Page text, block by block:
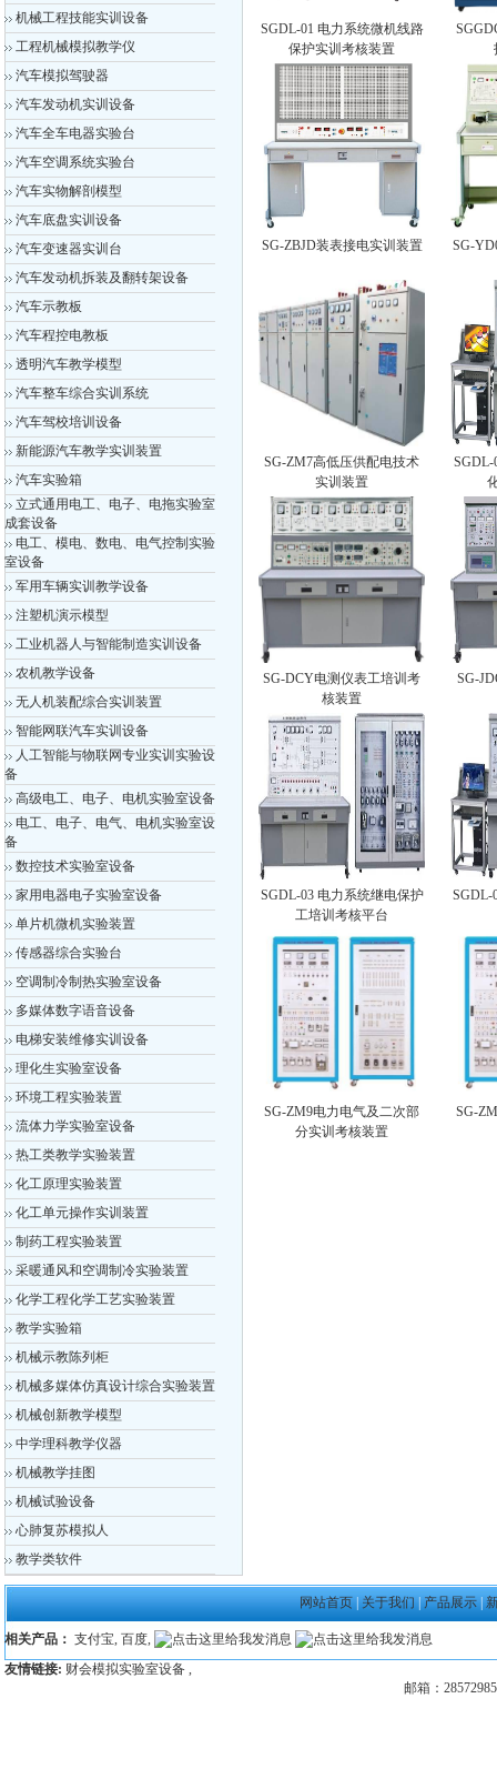
机械工程技能实训设备
工程机械模拟教学仪
汽车模拟驾驶器
汽车发动机实训设备
汽车全车电器实验台
汽车空调系统实验台
汽车实物解剖模型
汽车底盘实训设备
汽车变速器实训台
汽车发动机拆装及翻转架设备
汽车示教板
汽车程控电教板
透明汽车教学模型
汽车整车综合实训系统
汽车驾校培训设备
新能源汽车教学实训装置
汽车实验箱
立式通用电工、电子、电拖实验室
成套设备
电工、模电、数电、电气控制实验
室设备
军用车辆实训教学设备
注塑机演示模型
工业机器人与智能制造实训设备
农机教学设备
无人机装配综合实训装置
智能网联汽车实训设备
人工智能与物联网专业实训实验设
备
高级电工、电子、电机实验室设备
电工、电子、电气、电机实验室设
备
数控技术实验室设备
家用电器电子实验室设备
单片机微机实验装置
传感器综合实验台
空调制冷制热实验室设备
多媒体数字语音设备
电梯安装维修实训设备
理化生实验室设备
环境工程实验装置
流体力学实验室设备
热工类教学实验装置
化工原理实验装置
化工单元操作实训装置
制药工程实验装置
采暖通风和空调制冷实验装置
化学工程化学工艺实验装置
教学实验箱
机械示教陈列柜
机械多媒体仿真设计综合实验装置
机械创新教学模型
中学理科教学仪器
机械教学挂图
机械试验设备
心肺复苏模拟人
教学类软件
SGDL-01 电力系统微机线路
保护实训考核装置
SG-ZBJD装表接电实训装置 SG-
SG-ZM7高低压供配电技术
实训装置
SGDL-
SG-DCY电测仪表工培训考
核装置
SG-
SGDL-03 电力系统继电保护
工培训考核平台
SGDL-
SG-ZM9电力电气及二次部
分实训考核装置
SG-
网站首页 关于我们 产品展示
相关产品： 支付宝, 百度,
友情链接: 财会模拟实验室设备 ,
邮箱：